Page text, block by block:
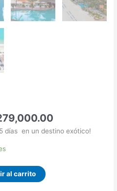
días en un destino exótico!
al carrito